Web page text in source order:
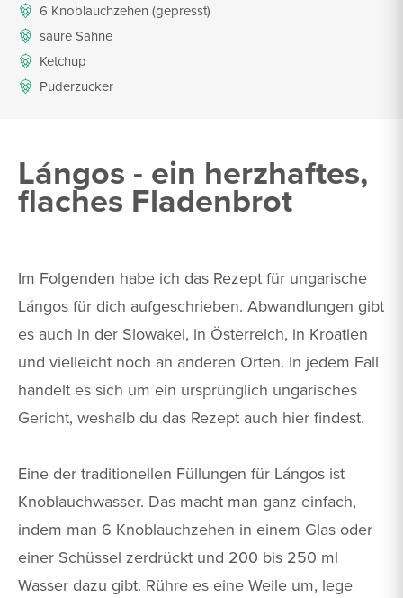
6 Knoblauchzehen (gepresst)
saure Sahne
Ketchup
Puderzucker
Lángos - ein herzhaftes,
flaches Fladenbrot
Im Folgenden habe ich das Rezept für ungarische
Lángos für dich aufgeschrieben. Abwandlungen gibt
es auch in der Slowakei, in Österreich, in Kroatien
und vielleicht noch an anderen Orten. In jedem Fall
handelt es sich um ein ursprünglich ungarisches
Gericht, weshalb du das Rezept auch hier findest.
Eine der traditionellen Füllungen für Lángos ist
Knoblauchwasser. Das macht man ganz einfach,
indem man 6 Knoblauchzehen in einem Glas oder
einer Schüssel zerdrückt und 200 bis 250 ml
Wasser dazu gibt. Rühre es eine Weile um, lege